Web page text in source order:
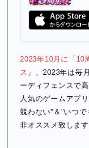
2023年10月に「10
ス』
、2023年は毎
ーディフェンスで
人気のゲームアプ
競わない”＆”いつ
非オススメ致します